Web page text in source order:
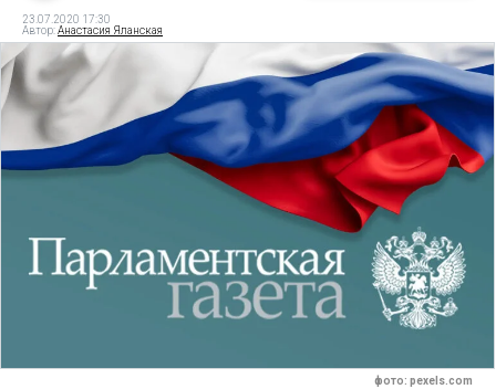
23.07.2020 17:30
Автор:Анастасия Яланская
фото: pexels.com